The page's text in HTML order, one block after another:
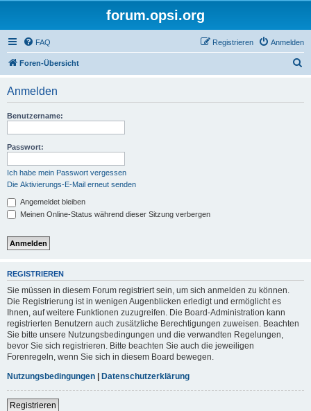
forum.opsi.org
FAQ Anmelden
Registrieren
Foren-Übersicht
Anmelden
Benutzername:
Passwort:
Ich habe mein Passwort vergessen
Die Aktivierungs-E-Mail erneut senden
Angemeldet bleiben
Meinen Online-Status während dieser Sitzung verbergen
REGISTRIEREN
Sie müssen in diesem Forum registriert sein, um sich anmelden zu können.
Die Registrierung ist in wenigen Augenblicken erledigt und ermöglicht es
Ihnen, auf weitere Funktionen zuzugreifen. Die Board-Administration kann
registrierten Benutzern auch zusätzliche Berechtigungen zuweisen. Beachten
Sie bitte unsere Nutzungsbedingungen und die verwandten Regelungen,
bevor Sie sich registrieren. Bitte beachten Sie auch die jeweiligen
Forenregeln, wenn Sie sich in diesem Board bewegen.
Nutzungsbedingungen | Datenschutzerklärung
Registrieren